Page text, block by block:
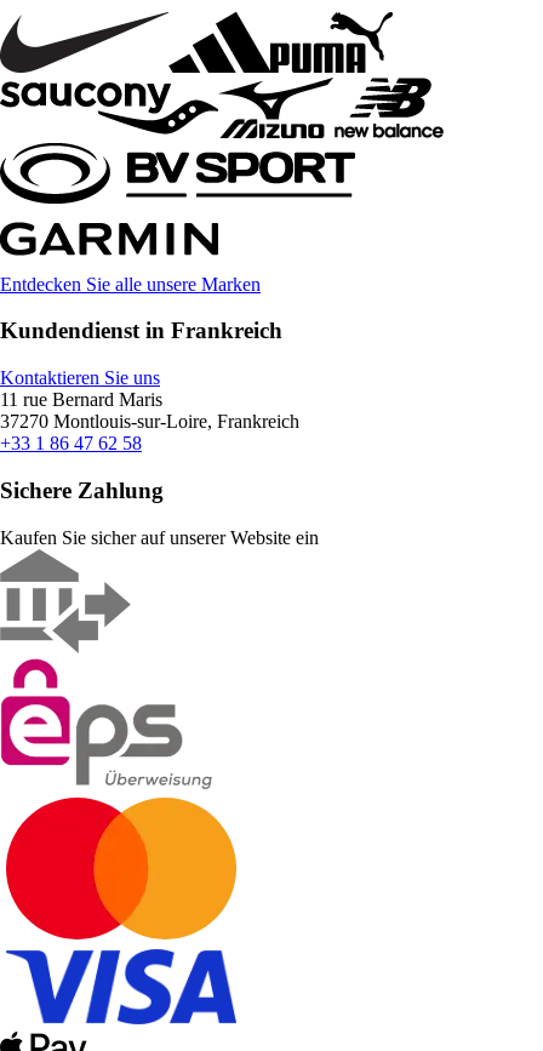
Entdecken Sie alle unsere Marken
Kundendienst in Frankreich
Kontaktieren Sie uns
11 rue Bernard Maris
37270 Montlouis-sur-Loire, Frankreich
+33 1 86 47 62 58
Sichere Zahlung
Kaufen Sie sicher auf unserer Website ein